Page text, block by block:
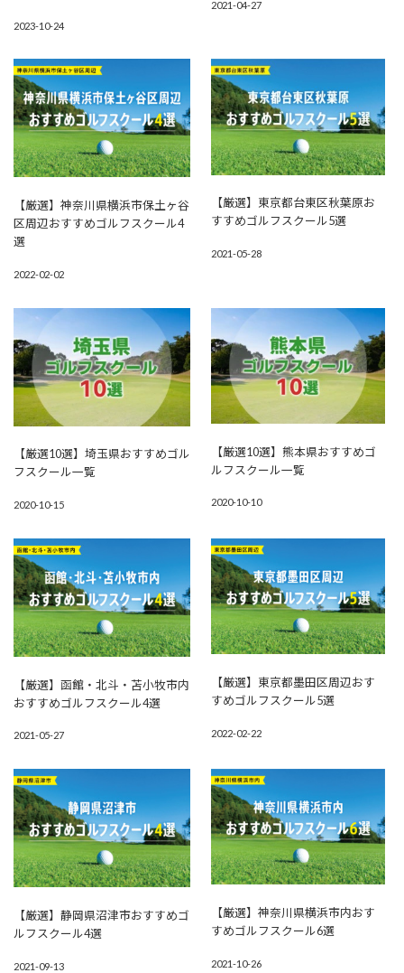
2023-10-24
2021-04-27
【厳選】神奈川県横浜市保土ヶ谷
区周辺おすすめゴルフスクール4
選
2022-02-02
【厳選】東京都台東区秋葉原お
すすめゴルフスクール5選
2021-05-28
【厳選10選】埼玉県おすすめゴル
フスクール一覧
2020-10-15
【厳選10選】熊本県おすすめゴ
ルフスクール一覧
2020-10-10
【厳選】函館・北斗・苫小牧市内
おすすめゴルフスクール4選
2021-05-27
【厳選】東京都墨田区周辺おす
すめゴルフスクール5選
2022-02-22
【厳選】静岡県沼津市おすすめゴ
ルフスクール4選
2021-09-13
【厳選】神奈川県横浜市内おす
すめゴルフスクール6選
2021-10-26